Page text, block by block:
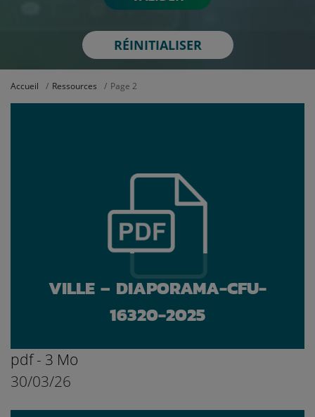
RÉINITIALISER
Accueil Ressources Page 2
VILLE – DIAPORAMA-CFU-
16320-2025
pdf - 3 Mo
30/03/26